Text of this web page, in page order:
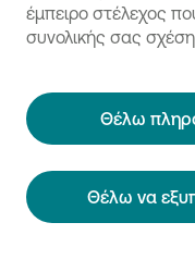
έμπειρο στέλεχος
συνολικής σας
Θέλω
Θέλω να